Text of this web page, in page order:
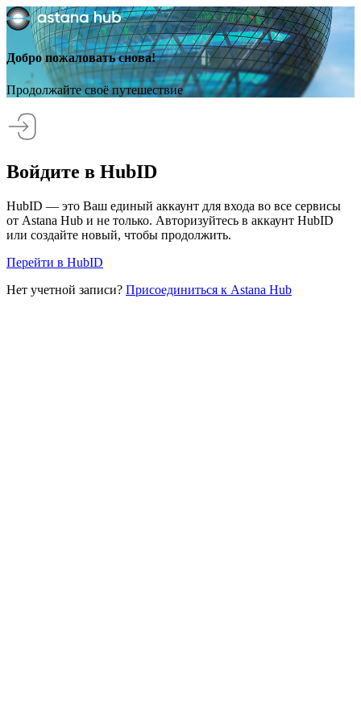
Добро пожаловать снова!
Продолжайте своё путешествие
Войдите в HubID
HubID — это Ваш единый аккаунт для входа во все сервисы
от Astana Hub и не только. Авторизуйтесь в аккаунт HubID
или создайте новый, чтобы продолжить.
Перейти в HubID
Нет учетной записи? Присоединиться к Astana Hub